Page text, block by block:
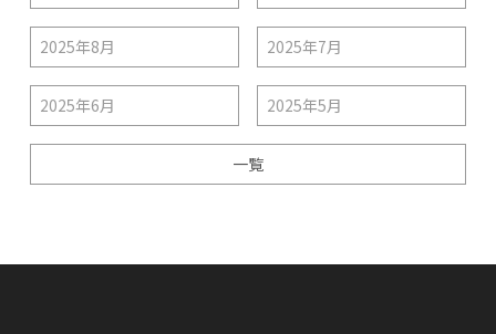
2025年8月 2025年7月
2025年6月 2025年5月
一覧